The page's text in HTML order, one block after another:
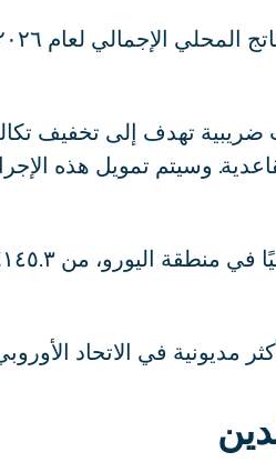
تخفيضات ضريبية تهدف إلى
وسيتم تمويل هذه
مديونية في الاتحاد